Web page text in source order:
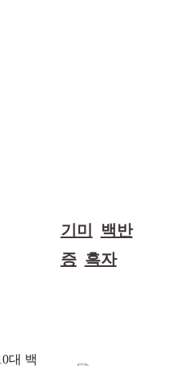
기미
백반
증, 흑자